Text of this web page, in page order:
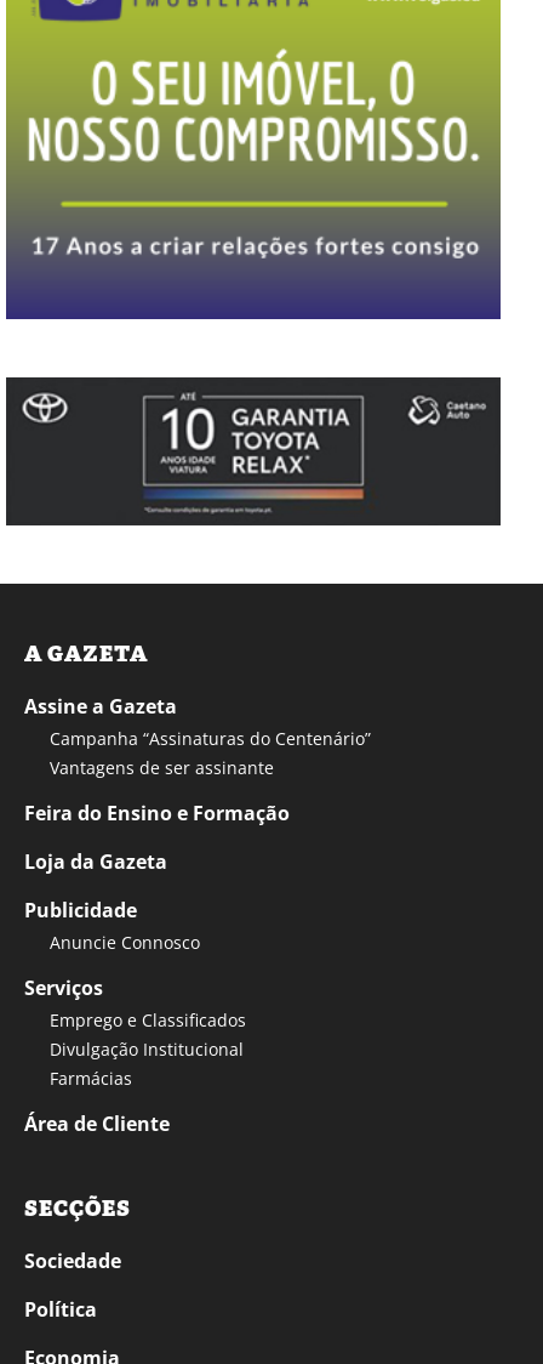
A GAZETA
Assine a Gazeta
Campanha “Assinaturas do Centenário”
Vantagens de ser assinante
Feira do Ensino e Formação
Loja da Gazeta
Publicidade
Anuncie Connosco
Serviços
Emprego e Classificados
Divulgação Institucional
Farmácias
Área de Cliente
SECÇÕES
Sociedade
Política
Economia